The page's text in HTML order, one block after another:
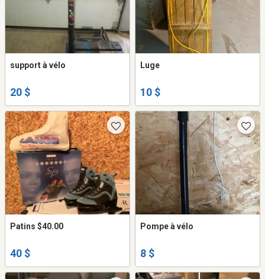
support à vélo
20 $
Luge
10 $
Patins $40.00
40 $
Pompe à vélo
8 $